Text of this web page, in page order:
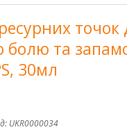
болю та
30мл
UKR0000034